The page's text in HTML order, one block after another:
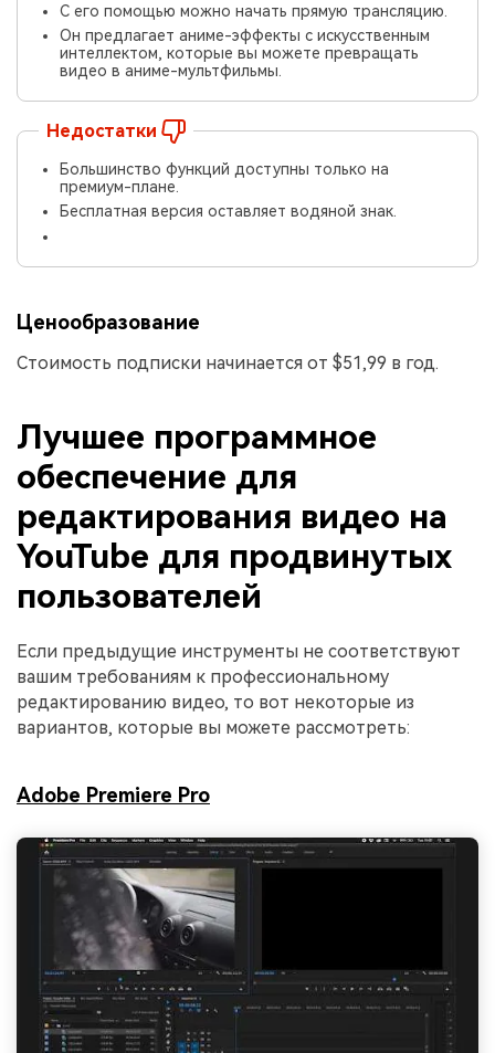
С его помощью можно начать прямую трансляцию.
Он предлагает аниме-эффекты с искусственным
интеллектом, которые вы можете превращать
видео в аниме-мультфильмы.
Недостатки
Большинство функций доступны только на
премиум-плане.
Бесплатная версия оставляет водяной знак.
Ценообразование
Стоимость подписки начинается от $51,99 в год.
Лучшее программное
обеспечение для
редактирования видео на
YouTube для продвинутых
пользователей
Если предыдущие инструменты не соответствуют
вашим требованиям к профессиональному
редактированию видео, то вот некоторые из
вариантов, которые вы можете рассмотреть:
Adobe Premiere Pro